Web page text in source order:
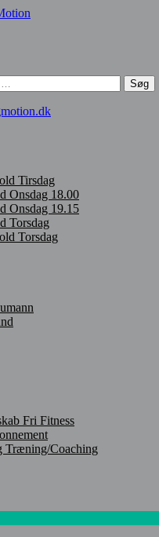
Tirsdag
Onsdag 18.00
Onsdag 19.15
Torsdag
Torsdag
Fri Fitness
Træning/Coaching